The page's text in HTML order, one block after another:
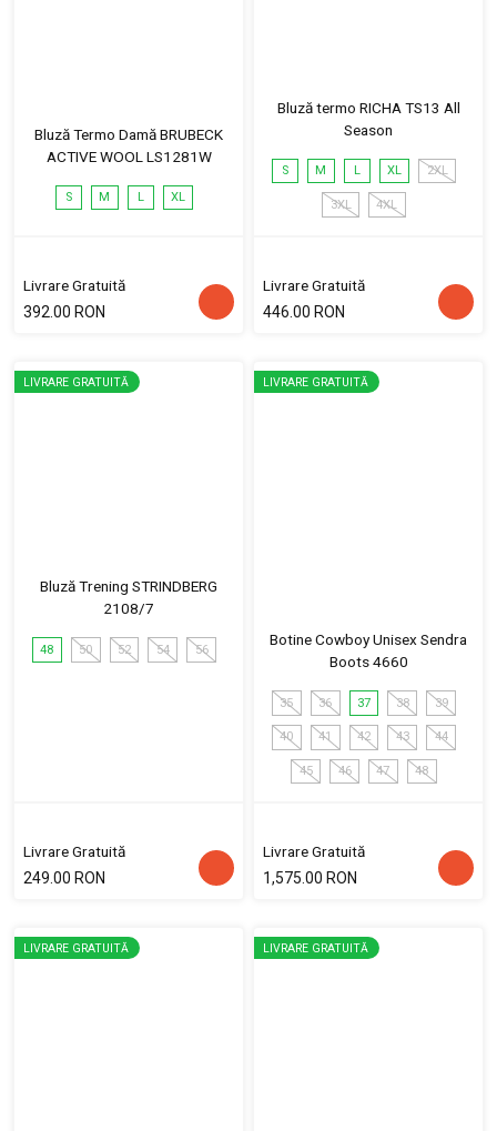
Bluză Termo Damă BRUBECK
ACTIVE WOOL LS1281W
S M L XL
Livrare Gratuită
392.00 RON
Bluză termo RICHA TS13 All
Season
S M L XL 2XL
3XL 4XL
Livrare Gratuită
446.00 RON
LIVRARE GRATUITĂ
Bluză Trening STRINDBERG
2108/7
48 50 52 54 56
Livrare Gratuită
249.00 RON
LIVRARE GRATUITĂ
Botine Cowboy Unisex Sendra
Boots 4660
35 36 37 38 39
40 41 42 43 44
45 46 47 48
Livrare Gratuită
1,575.00 RON
LIVRARE GRATUITĂ LIVRARE GRATUITĂ